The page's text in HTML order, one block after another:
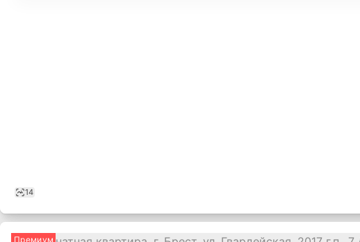
14